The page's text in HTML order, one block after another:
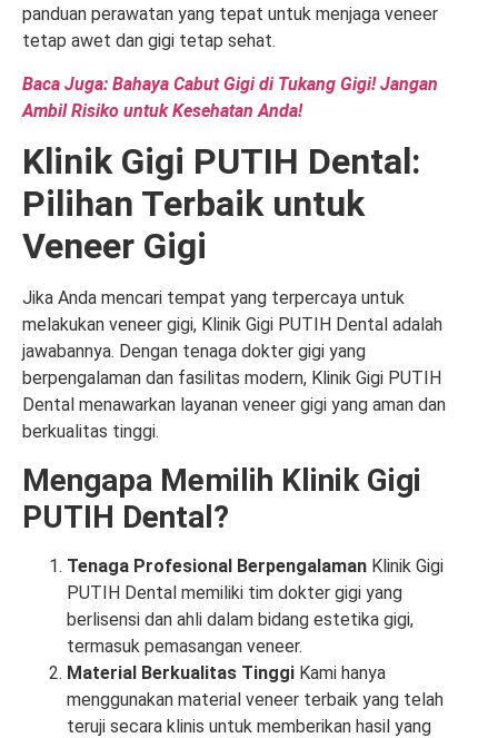
panduan perawatan yang tepat untuk menjaga veneer
tetap awet dan gigi tetap sehat.
Baca Juga: Bahaya Cabut Gigi di Tukang Gigi! Jangan
Ambil Risiko untuk Kesehatan Anda!
Klinik Gigi PUTIH Dental:
Pilihan Terbaik untuk
Veneer Gigi
Jika Anda mencari tempat yang terpercaya untuk
melakukan veneer gigi, Klinik Gigi PUTIH Dental adalah
jawabannya. Dengan tenaga dokter gigi yang
berpengalaman dan fasilitas modern, Klinik Gigi PUTIH
Dental menawarkan layanan veneer gigi yang aman dan
berkualitas tinggi.
Mengapa Memilih Klinik Gigi
PUTIH Dental?
Tenaga Profesional Berpengalaman Klinik Gigi
PUTIH Dental memiliki tim dokter gigi yang
berlisensi dan ahli dalam bidang estetika gigi,
termasuk pemasangan veneer.
Material Berkualitas Tinggi Kami hanya
menggunakan material veneer terbaik yang telah
teruji secara klinis untuk memberikan hasil yang